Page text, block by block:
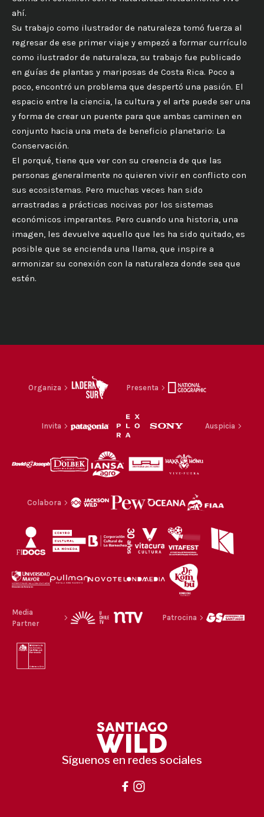
ahí.
Su trabajo como ilustrador de naturaleza tomó fuerza al
regresar de ese primer viaje y empezó a formar currículo
como ilustrador de naturaleza, su trabajo fue publicado
en guías de plantas y mariposas de Costa Rica. Poco a
poco, encontró un problema que despertó una pasión. El
espacio entre la ciencia, la cultura y el arte puede ser una
y forma de crear un puente para que ambas caminen en
conjunto hacia una meta de beneficio planetario: La
Conservación.
El porqué, tiene que ver con su creencia de que las
personas generalmente no quieren vivir en conflicto con
sus ecosistemas. Pero muchas veces han sido
arrastradas a prácticas nocivas por los sistemas
económicos imperantes. Pero cuando una historia, una
imagen, les devuelve aquello que les ha sido quitado, es
posible que se encienda una llama, que inspire a
armonizar su conexión con la naturaleza donde sea que
estén.
Organiza Presenta
Invita Auspicia
Colabora
Media
Partner
Patrocina
Síguenos en redes sociales